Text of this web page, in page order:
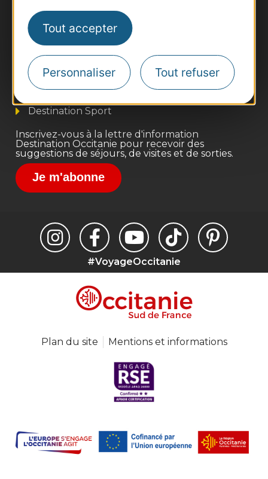
Tout accepter
Personnaliser Tout refuser
Thermalisme
Business/Mice
Pros d'Occitanie
Site presse et d'influence
Voyagistes
Destination Sport
Inscrivez-vous à la lettre d'information
Destination Occitanie pour recevoir des
suggestions de séjours, de visites et de sorties.
Je m'abonne
#VoyageOccitanie
Plan du site Mentions et informations